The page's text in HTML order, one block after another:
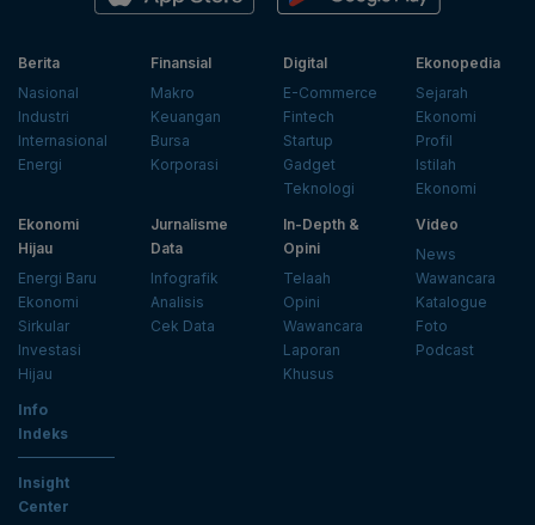
Berita
Nasional
Industri
Internasional
Energi
Finansial
Makro
Keuangan
Bursa
Korporasi
Digital
E-Commerce
Fintech
Startup
Gadget
Teknologi
Ekonopedia
Sejarah
Ekonomi
Profil
Istilah
Ekonomi
Ekonomi
Hijau
Energi Baru
Ekonomi
Sirkular
Investasi
Hijau
Jurnalisme
Data
Infografik
Analisis
Cek Data
In-Depth &
Opini
Telaah
Opini
Wawancara
Laporan
Khusus
Video
News
Wawancara
Katalogue
Foto
Podcast
Info
Indeks
Insight
Center